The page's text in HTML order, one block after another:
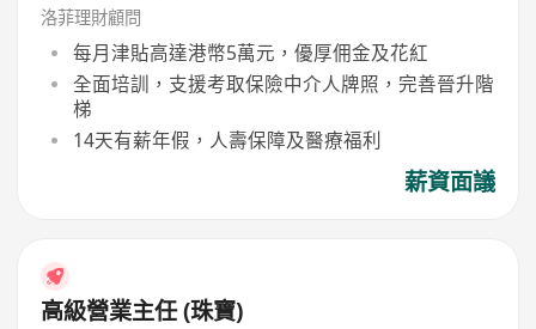
洛菲理財顧問
每月津貼高達港幣5萬元，優厚佣金及花紅
全面培訓，支援考取保險中介人牌照，完善晉升階
梯
14天有薪年假，人壽保障及醫療福利
薪資面議
高級營業主任 (珠寶)